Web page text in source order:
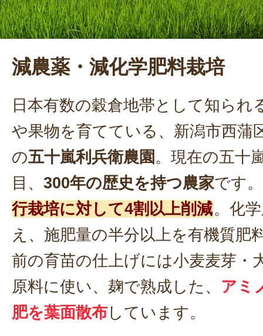
減農薬・減化学肥料栽培
日本有数の穀倉地帯として知られ
や果物を育てている、新潟市西蒲
の五十嵐利兵衛農園 。現在の五十
目、 300年の歴史を持つ農家です。
行栽培に対して4割以上削減。化
え、施肥量の半分以上を有機質肥
前の育苗の仕上げには小麦麦芽・
原料に使い、麹で熟成した、 アミ
肥を葉面散布しています。